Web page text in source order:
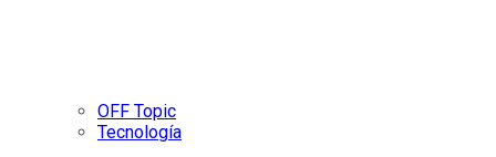
OFF Topic
Tecnología